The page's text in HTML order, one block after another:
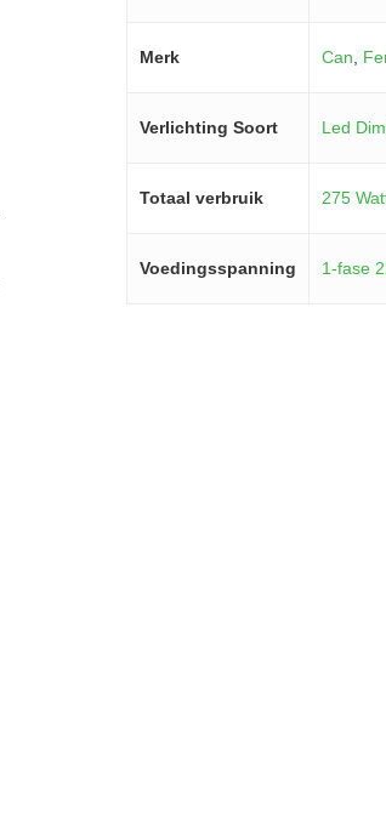
Merk Can
Verlichting Soort Led
Totaal verbruik 275
Voedingsspanning 1-fase